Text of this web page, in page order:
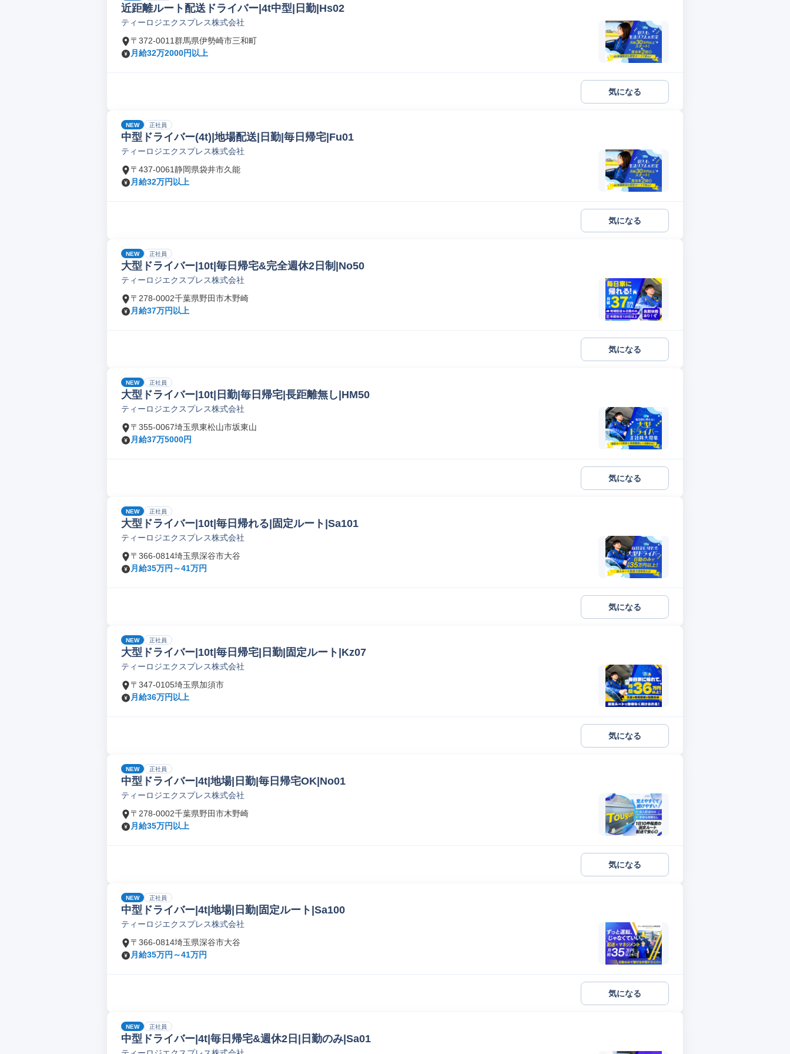
近距離ルート配送ドライバー|4t中型|日勤|Hs02
ティーロジエクスプレス株式会社
〒372-0011群馬県伊勢崎市三和町
月給32万2000円以上
気になる
NEW 正社員
中型ドライバー(4t)|地場配送|日勤|毎日帰宅|Fu01
ティーロジエクスプレス株式会社
〒437-0061静岡県袋井市久能
月給32万円以上
気になる
NEW 正社員
大型ドライバー|10t|毎日帰宅&完全週休2日制|No50
ティーロジエクスプレス株式会社
〒278-0002千葉県野田市木野崎
月給37万円以上
気になる
NEW 正社員
大型ドライバー|10t|日勤|毎日帰宅|長距離無し|HM50
ティーロジエクスプレス株式会社
〒355-0067埼玉県東松山市坂東山
月給37万5000円
気になる
NEW 正社員
大型ドライバー|10t|毎日帰れる|固定ルート|Sa101
ティーロジエクスプレス株式会社
〒366-0814埼玉県深谷市大谷
月給35万円～41万円
気になる
NEW 正社員
大型ドライバー|10t|毎日帰宅|日勤|固定ルート|Kz07
ティーロジエクスプレス株式会社
〒347-0105埼玉県加須市
月給36万円以上
気になる
NEW 正社員
中型ドライバー|4t|地場|日勤|毎日帰宅OK|No01
ティーロジエクスプレス株式会社
〒278-0002千葉県野田市木野崎
月給35万円以上
気になる
NEW 正社員
中型ドライバー|4t|地場|日勤|固定ルート|Sa100
ティーロジエクスプレス株式会社
〒366-0814埼玉県深谷市大谷
月給35万円～41万円
気になる
NEW 正社員
中型ドライバー|4t|毎日帰宅&週休2日|日勤のみ|Sa01